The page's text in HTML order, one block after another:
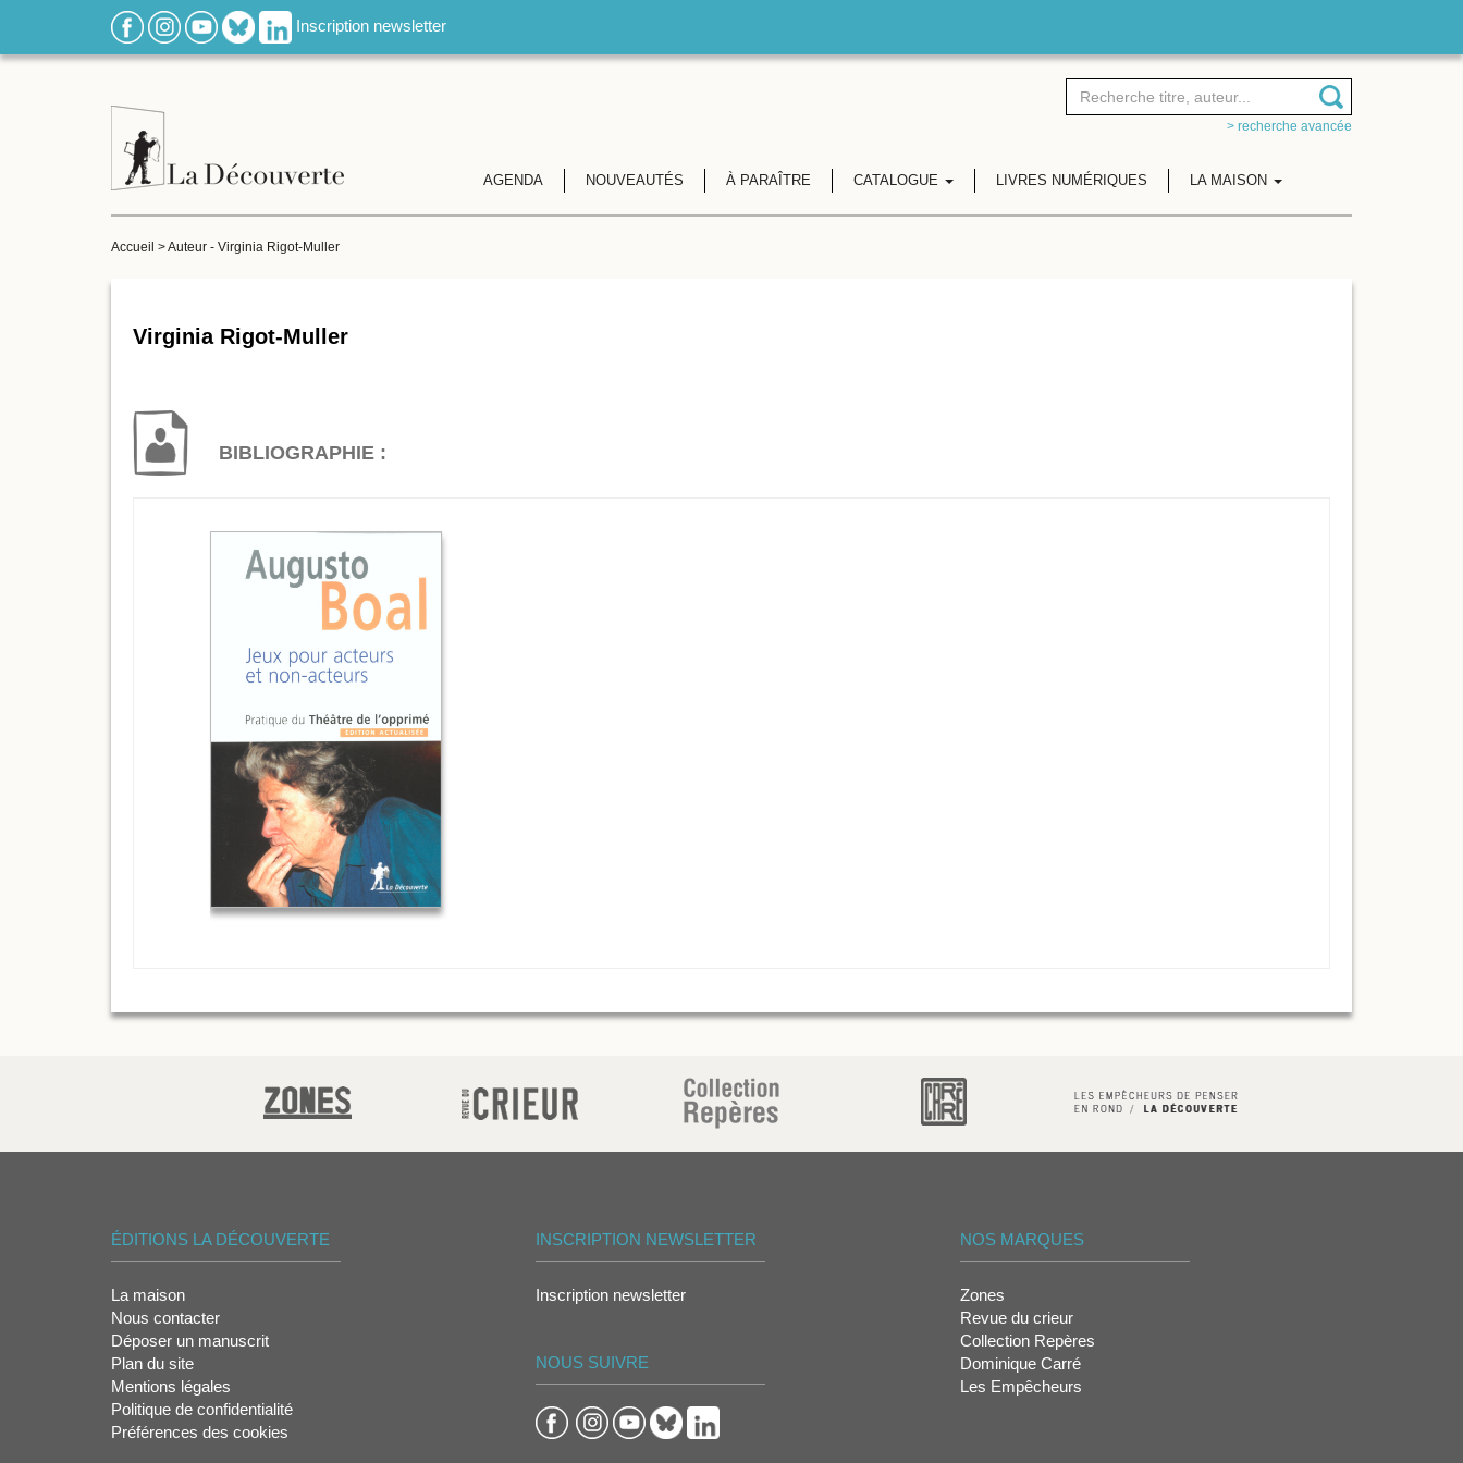
Inscription newsletter
> recherche avancée
AGENDA NOUVEAUTÉS À PARAÎTRE CATALOGUE LIVRES NUMÉRIQUES LA MAISON
Accueil >Auteur - Virginia Rigot-Muller
Virginia Rigot-Muller
BIBLIOGRAPHIE :
ÉDITIONS LA DÉCOUVERTE
La maison
Nous contacter
Déposer un manuscrit
Plan du site
Mentions légales
Politique de confidentialité
Préférences des cookies
INSCRIPTION NEWSLETTER
Inscription newsletter
NOUS SUIVRE
NOS MARQUES
Zones
Revue du crieur
Collection Repères
Dominique Carré
Les Empêcheurs